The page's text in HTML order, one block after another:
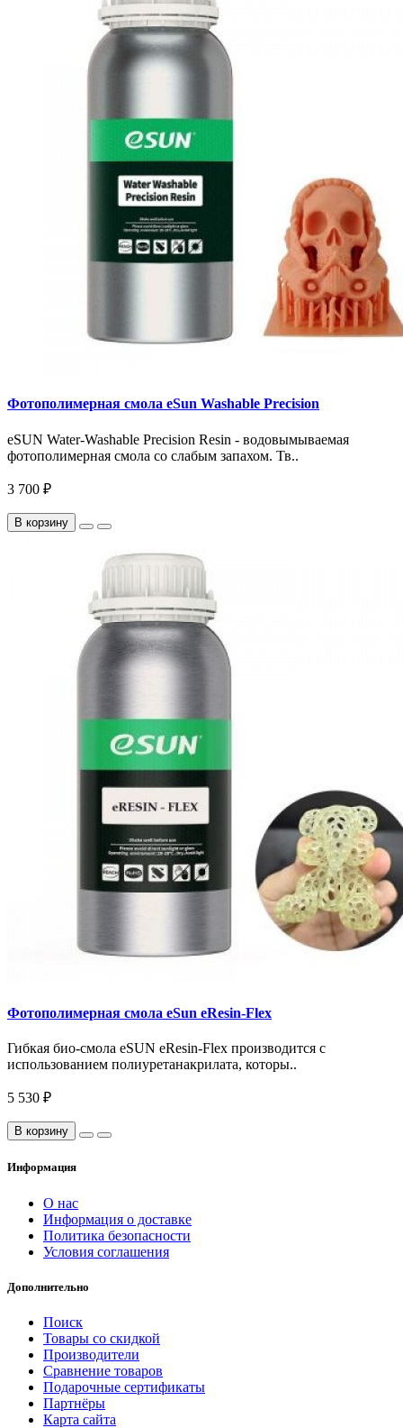
Фотополимерная смола eSun Washable Precision
eSUN Water-Washable Precision Resin - водовымываемая
фотополимерная смола со слабым запахом. Тв..
3 700 ₽
В корзину
Фотополимерная смола eSun eResin-Flex
Гибкая био-смола eSUN eResin-Flex производится с
использованием полиуретанакрилата, которы..
5 530 ₽
В корзину
Информация
О нас
Информация о доставке
Политика безопасности
Условия соглашения
Дополнительно
Поиск
Товары со скидкой
Производители
Сравнение товаров
Подарочные сертификаты
Партнёры
Карта сайта